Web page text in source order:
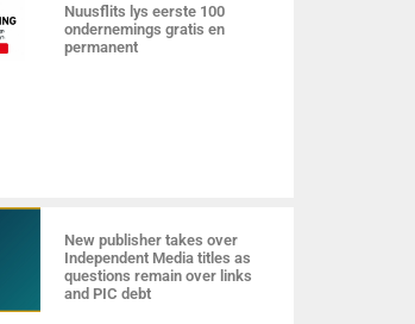
Nuusflits lys eerste 100
ondernemings gratis en
permanent
New publisher takes over
Independent Media titles as
questions remain over links
and PIC debt